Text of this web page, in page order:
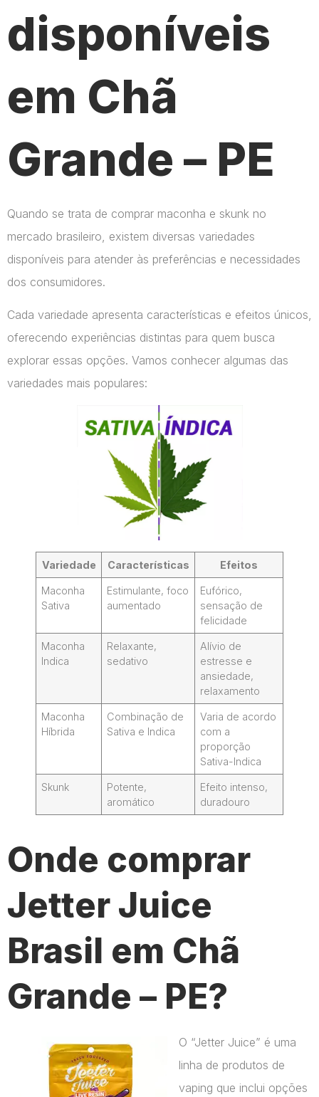
disponíveis
em Chã
Grande – PE
Quando se trata de comprar maconha e skunk no
mercado brasileiro, existem diversas variedades
disponíveis para atender às preferências e necessidades
dos consumidores.
Cada variedade apresenta características e efeitos únicos,
oferecendo experiências distintas para quem busca
explorar essas opções. Vamos conhecer algumas das
variedades mais populares:
Variedade Características Efeitos
Maconha
Sativa
Estimulante, foco
aumentado
Eufórico,
sensação de
felicidade
Maconha
Indica
Relaxante,
sedativo
Alívio de
estresse e
ansiedade,
relaxamento
Maconha
Híbrida
Combinação de
Sativa e Indica
Varia de acordo
com a
proporção
Sativa-Indica
Skunk
Potente,
aromático
Efeito intenso,
duradouro
Onde comprar
Jetter Juice
Brasil em Chã
Grande – PE?
O “Jetter Juice” é uma
linha de produtos de
vaping que inclui opções